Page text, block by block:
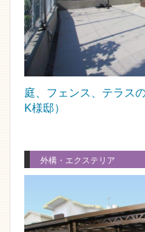
庭、フェンス、テラス
K様邸）
外構・エクステリア